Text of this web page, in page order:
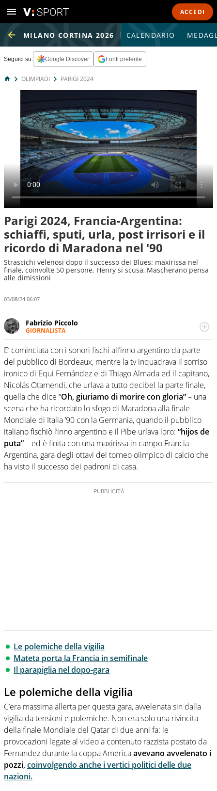
ACCEDI
MILANO CORTINA 2026 CALENDARIO
Seguici su: Google Discover Fonti preferite
OLIMPIADI PARIGI 2024
Parigi 2024, Francia-Argentina:
schiaffi, sputi, urla, post irrisori e il
ricordo di Maradona nel '90
Strascichi velenosi dopo il successo dei Blues: maxirissa nel
finale, coinvolte 50 persone. Henry si scusa, Mascherano pensa
alle dimissioni
03/08/24 06:07
Fabrizio Piccolo
GIORNALISTA
Nella sua carriera ha seguito numerose manifestazioni
sportive e collaborato con agenzie e testate. Esperienza,
competenza, conoscenza e memoria storica. Si occupa
prevalentemente di calcio
E’ cominciata con i sonori fischi all’inno argentino da parte
del pubblico di Bordeaux, mentre la tv inquadrava il sorriso
ironico di Equi Fernández e di Thiago Almada ed il capitano,
Nicolás Otamendi, che urlava a tutto decibel la parte finale,
quella che dice “Oh, giuriamo di morire con gloria”– una
scena che ha ricordato lo sfogo di Maradona alla finale
Mondiale di Italia ’90 con la Germania, quando il pubblico
italiano fischiò l’inno argentino e il Pibe urlava loro: “hijos de
puta”– ed è finita con una maxirissa in campo Francia-
Argentina, gara degli ottavi del torneo olimpico di calcio che
ha visto il successo dei padroni di casa.
Le polemiche della vigilia
Mateta porta la Francia in semifinale
Il parapiglia nel dopo-gara
Le polemiche della vigilia
C’era massima allerta per questa gara, avvelenata sin dalla
vigilia da tensioni e polemiche. Non era solo una rivincita
della finale Mondiale del Qatar di due anni fa: le
provocazioni legate al video a contenuto razzista postato da
Fernandez durante la coppa Americaavevano avvelenato i
pozzi,coinvolgendo anche i vertici politici delle due
nazioni.